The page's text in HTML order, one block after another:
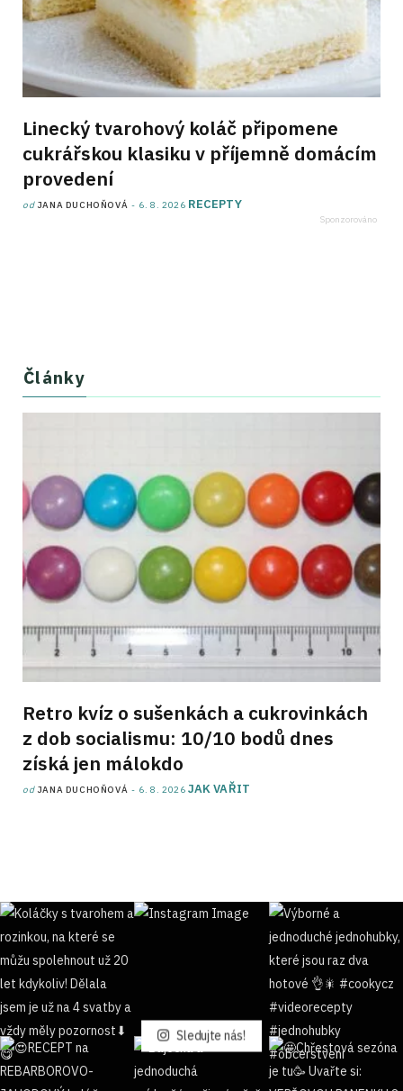
Linecký tvarohový koláč připomene
cukrářskou klasiku v příjemně domácím
provedení
od JANA DUCHOŇOVÁ 6. 8. 2026 RECEPTY
Články
Retro kvíz o sušenkách a cukrovinkách
z dob socialismu: 10/10 bodů dnes
získá jen málokdo
od JANA DUCHOŇOVÁ 6. 8. 2026 JAK VAŘIT
Sledujte nás!